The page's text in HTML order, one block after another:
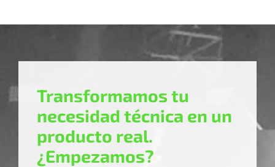
Transformamos tu
necesidad técnica en un
producto real.
¿Empezamos?